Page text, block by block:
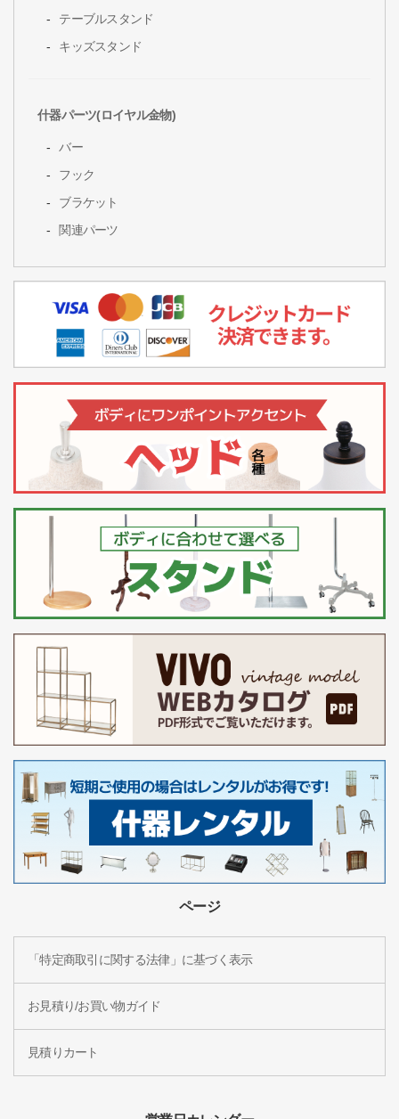
テーブルスタンド
キッズスタンド
什器パーツ(ロイヤル金物)
バー
フック
ブラケット
関連パーツ
ページ
「特定商取引に関する法律」に基づく表示
お見積り/お買い物ガイド
見積りカート